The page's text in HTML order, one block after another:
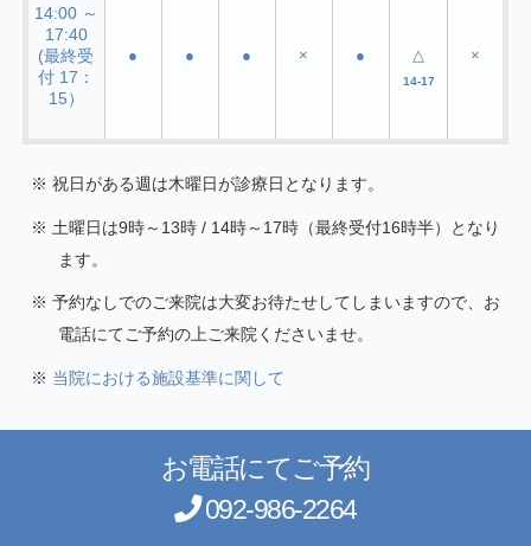
14:00 ～
17:40
(最終受
付 17：
15）
● ● ● × ● △
14-17
×
祝日がある週は木曜日が診療日となります。
土曜日は9時～13時 / 14時～17時（最終受付16時半）となり
ます。
予約なしでのご来院は大変お待たせしてしまいますので、お
電話にてご予約の上ご来院くださいませ。
当院における施設基準に関して
お電話にてご予約
092-986-2264